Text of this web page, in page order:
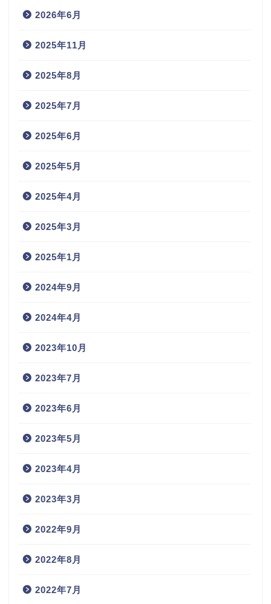
2026年6月
2025年11月
2025年8月
2025年7月
2025年6月
2025年5月
2025年4月
2025年3月
2025年1月
2024年9月
2024年4月
2023年10月
2023年7月
2023年6月
2023年5月
2023年4月
2023年3月
2022年9月
2022年8月
2022年7月